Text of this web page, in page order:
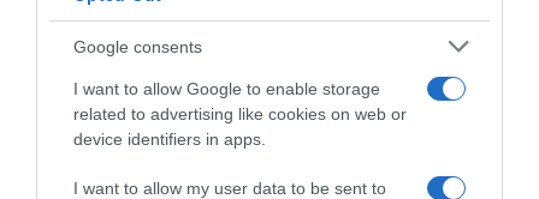
Google consents
I want to allow Google to enable storage
related to advertising like cookies on web or
device identifiers in apps.
I want to allow my user data to be sent to
Με στόχο την οδική ασφάλεια
30.10.2025 - 15:51